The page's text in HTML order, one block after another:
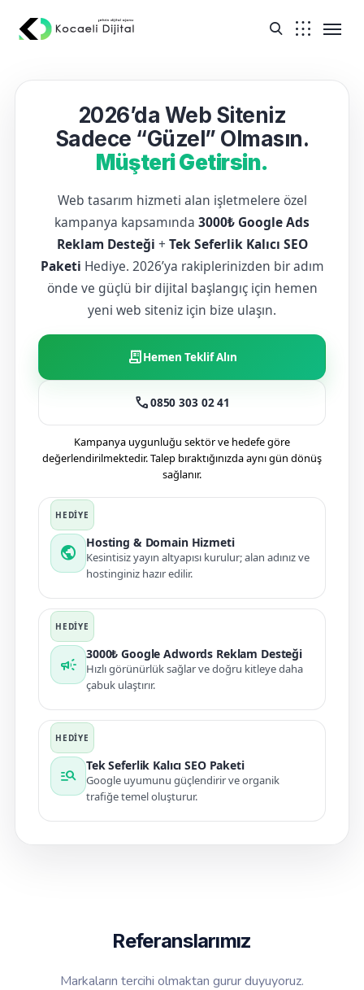
2026’da Web Siteniz
Sadece “Güzel” Olmasın.
Müşteri Getirsin.
Web tasarım hizmeti alan işletmelere özel
kampanya kapsamında 3000₺ Google Ads
Reklam Desteği + Tek Seferlik Kalıcı SEO
Paketi Hediye. 2026’ya rakiplerinizden bir adım
önde ve güçlü bir dijital başlangıç için hemen
yeni web siteniz için bize ulaşın.
receipt_longHemen Teklif Alın
call0850 303 02 41
Kampanya uygunluğu sektör ve hedefe göre
değerlendirilmektedir. Talep bıraktığınızda aynı gün dönüş
sağlanır.
public
Hosting & Domain Hizmeti
Kesintisiz yayın altyapısı kurulur; alan adınız ve
hostinginiz hazır edilir.
campaign
3000₺ Google Adwords Reklam Desteği
Hızlı görünürlük sağlar ve doğru kitleye daha
çabuk ulaştırır.
manage_search
Tek Seferlik Kalıcı SEO Paketi
Google uyumunu güçlendirir ve organik
trafiğe temel oluşturur.
Referanslarımız
Markaların tercihi olmaktan gurur duyuyoruz.